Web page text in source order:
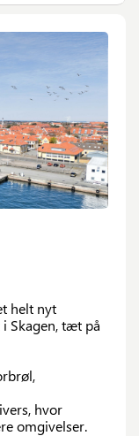
helt nyt
Skagen, tæt på
hvor
omgivelser.